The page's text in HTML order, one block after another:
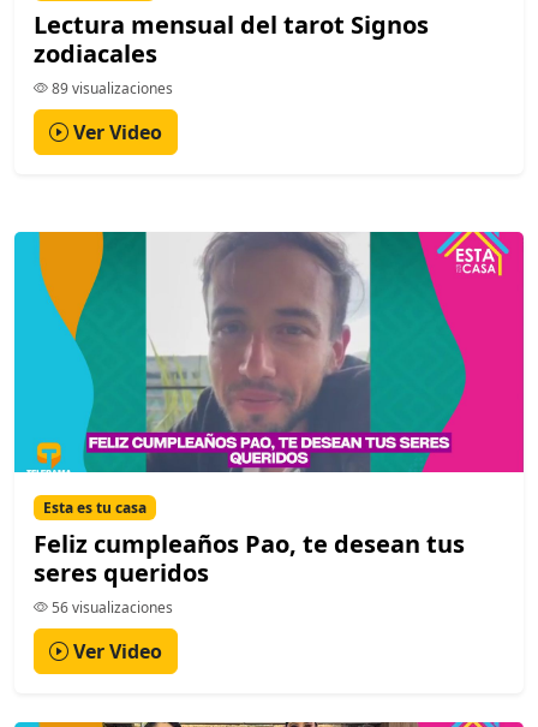
Lectura mensual del tarot Signos
zodiacales
89 visualizaciones
Ver Video
Esta es tu casa
Feliz cumpleaños Pao, te desean tus
seres queridos
56 visualizaciones
Ver Video